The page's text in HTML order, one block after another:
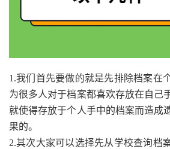
1.我们首先要做的就是先排除档案在
为很多人对于档案都喜欢存放在自己
就使得存放于个人手中的档案而造成
果的。
2.其次大家可以选择先从学校查询档